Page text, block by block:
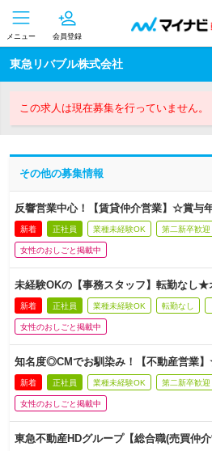
メニュー 会員登録
東急リバブル株式会社
この求人は現在募集を行っていません。
その他の募集情報
反響営業中心！【賃貸仲介営業】☆賞与
新着 正社員 業種未経験OK 第二新卒歓迎
女性のおしごと掲載中
未経験OKの【事務スタッフ】転勤なし★
新着 正社員 業種未経験OK 転勤なし
女性のおしごと掲載中
知名度◎CMでお馴染み！【不動産営業
新着 正社員 業種未経験OK 第二新卒歓迎
女性のおしごと掲載中
東急不動産HDグループ【総合職(売買仲